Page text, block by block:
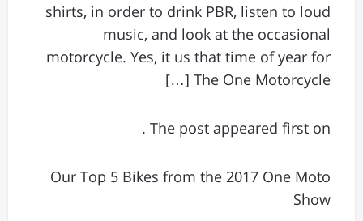
shirts, in order to drink PBR, listen to loud
music, and look at the occasional
motorcycle. Yes, it us that time of year for
The One Motorcycle […]
The post appeared first on .
Our Top 5 Bikes from the 2017 One Moto
Show